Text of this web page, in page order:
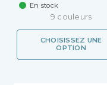
En stock
9 couleurs
CHOISISSEZ UNE
OPTION